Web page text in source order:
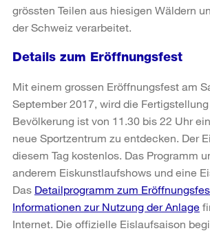
grössten Teilen aus hiesigen Wäldern
der Schweiz verarbeitet.
Details zum Eröffnungsfest
Mit einem grossen Eröffnungsfest am
September 2017, wird die
Bevölkerung ist von 11.30 bis 22 Uhr
neue Sportzentrum zu entdecken. Der
diesem Tag kostenlos. Das Programm
anderem Eiskunstlaufshows und eine
Das Detailprogramm zum
Informationen zur Nutzung der Anlage
Internet. Die offizielle Eislaufsaison